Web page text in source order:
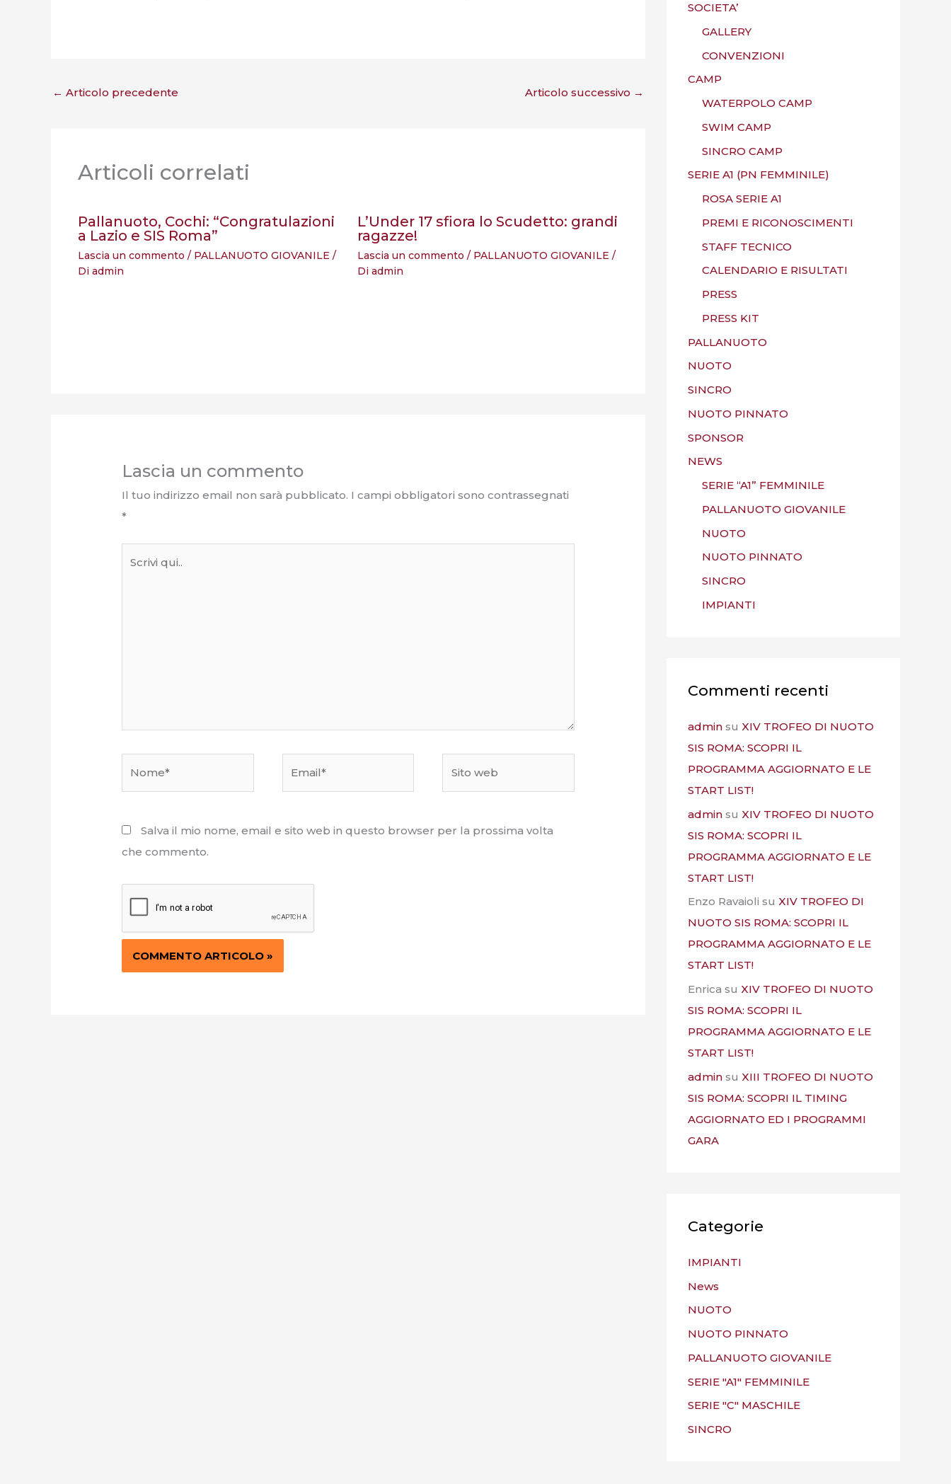
← Articolo precedente Articolo successivo →
Articoli correlati
Pallanuoto, Cochi: “Congratulazioni
a Lazio e SIS Roma”
Lascia un commento / PALLANUOTO GIOVANILE /
Di admin
L’Under 17 sfiora lo Scudetto: grandi
ragazze!
Lascia un commento / PALLANUOTO GIOVANILE /
Di admin
Lascia un commento
Il tuo indirizzo email non sarà pubblicato. I campi obbligatori sono contrassegnati
*
Salva il mio nome, email e sito web in questo browser per la prossima volta
che commento.
SOCIETA’
GALLERY
CONVENZIONI
CAMP
WATERPOLO CAMP
SWIM CAMP
SINCRO CAMP
SERIE A1 (PN FEMMINILE)
ROSA SERIE A1
PREMI E RICONOSCIMENTI
STAFF TECNICO
CALENDARIO E RISULTATI
PRESS
PRESS KIT
PALLANUOTO
NUOTO
SINCRO
NUOTO PINNATO
SPONSOR
NEWS
SERIE “A1” FEMMINILE
PALLANUOTO GIOVANILE
NUOTO
NUOTO PINNATO
SINCRO
IMPIANTI
Commenti recenti
admin su XIV TROFEO DI NUOTO
SIS ROMA: SCOPRI IL
PROGRAMMA AGGIORNATO E LE
START LIST!
admin su XIV TROFEO DI NUOTO
SIS ROMA: SCOPRI IL
PROGRAMMA AGGIORNATO E LE
START LIST!
Enzo Ravaioli su XIV TROFEO DI
NUOTO SIS ROMA: SCOPRI IL
PROGRAMMA AGGIORNATO E LE
START LIST!
Enrica su XIV TROFEO DI NUOTO
SIS ROMA: SCOPRI IL
PROGRAMMA AGGIORNATO E LE
START LIST!
admin su XIII TROFEO DI NUOTO
SIS ROMA: SCOPRI IL TIMING
AGGIORNATO ED I PROGRAMMI
GARA
Categorie
IMPIANTI
News
NUOTO
NUOTO PINNATO
PALLANUOTO GIOVANILE
SERIE "A1" FEMMINILE
SERIE "C" MASCHILE
SINCRO